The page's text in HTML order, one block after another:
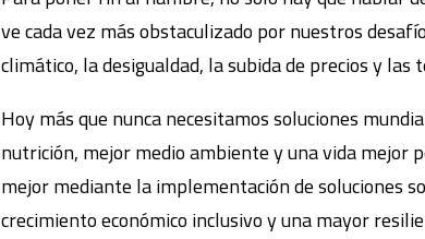
ve cada vez más obstaculizado por nuestros
climático, la desigualdad, la subida de precios y
Hoy más que nunca necesitamos soluciones
nutrición, mejor medio ambiente y una vida
mejor mediante la implementación de soluciones
crecimiento económico inclusivo y una mayor